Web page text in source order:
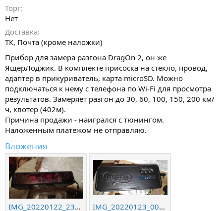
Торг
Нет
Доставка
ТК, Почта (кроме наложки)
Прибор для замера разгона DragOn 2, он же
ЯщерЛоджик. В комплекте присоска на стекло, провод,
адаптер в прикуриватель, карта microSD. Можно
подключаться к нему с телефона по Wi-Fi для просмотра
результатов. Замеряет разгон до 30, 60, 100, 150, 200 км/
ч, квотер (402м).
Причина продажи - наигрался с тюнингом.
Наложенным платежом не отправляю.
Вложения
IMG_20220122_234910.jpg IMG_20220123_001413.jpg